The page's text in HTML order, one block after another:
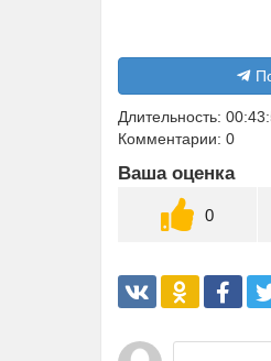
Длительность:
Комментарии: 0
Ваша оценка
0